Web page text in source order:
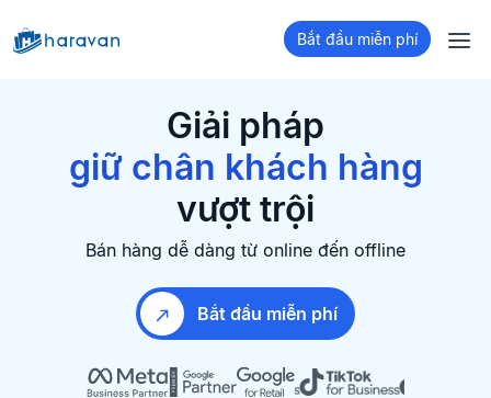
Bắt đầu miễn phí
Giải pháp
bán hàng đa kênh
tăng chuyển đổi
giữ chân khách hàng
bán hàng đa kênh
vượt trội
Bán hàng dễ dàng từ online đến offline
Bắt đầu miễn phí